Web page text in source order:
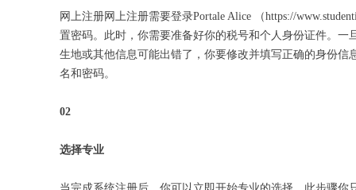
网上注册网上注册需要登录Portale Alice （https://
置密码。此时，你需要准备好你的税号和个人身份证件。
生地或其他信息可能出错了，你要修改并填写正确的身份信
名和密码。
02
选择专业